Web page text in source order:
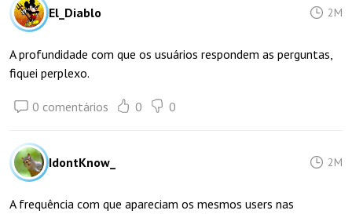
El_Diablo 2M
A profundidade com que os usuários respondem as perguntas,
fiquei perplexo.
0 comentários 0 0
IdontKnow_ 2M
A frequência com que apareciam os mesmos users nas